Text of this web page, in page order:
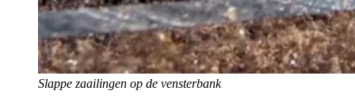
Slappe zaailingen op de vensterbank